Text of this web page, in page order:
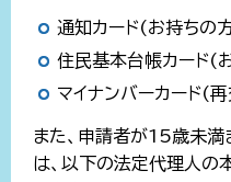
通知カード(お持ちの
住民基本台帳カード(
マイナンバーカード(
また、申請者が15歳未
は、以下の法定代理人の